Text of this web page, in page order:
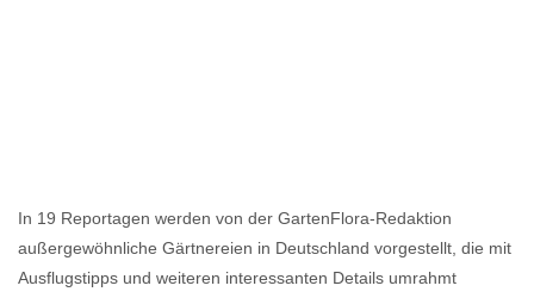
In 19 Reportagen werden von der GartenFlora-Redaktion
außergewöhnliche Gärtnereien in Deutschland vorgestellt, die mit
Ausflugstipps und weiteren interessanten Details umrahmt